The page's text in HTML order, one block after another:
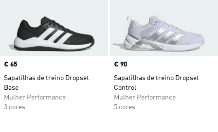
Price
€ 65
Sapatilhas de treino Dropset
Base
Mulher Performance
3 cores
Price
€ 90
Sapatilhas de treino Dropset
Control
Mulher Performance
5 cores